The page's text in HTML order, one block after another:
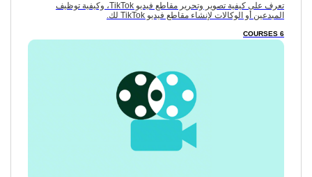
تعرف على كيفية تصوير وتحرير مقاطع فيديو TikTok، وكيفية توظيف
المبدعين أو الوكالات لإنشاء مقاطع فيديو TikTok لك.